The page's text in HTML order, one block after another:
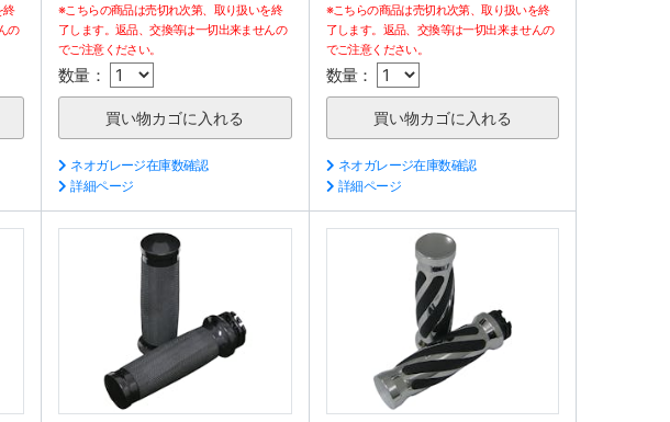
終
の
※こちらの商品は売切れ次第、取り扱いを終
了します。返品、交換等は一切出来ませんの
でご注意ください。
数量：
ネオガレージ在庫数確認
詳細ページ
※こちらの商品は売切れ次第、取り扱いを終
了します。返品、交換等は一切出来ませんの
でご注意ください。
数量：
ネオガレージ在庫数確認
詳細ページ